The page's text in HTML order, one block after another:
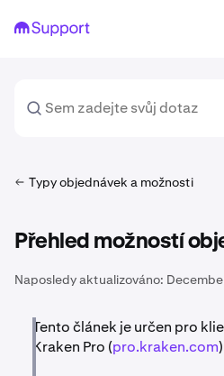
Typy objednávek a možnosti
Přehled možností
Naposledy aktualizováno:
Tento článek je určen pro
Kraken Pro (pro.kraken.com)